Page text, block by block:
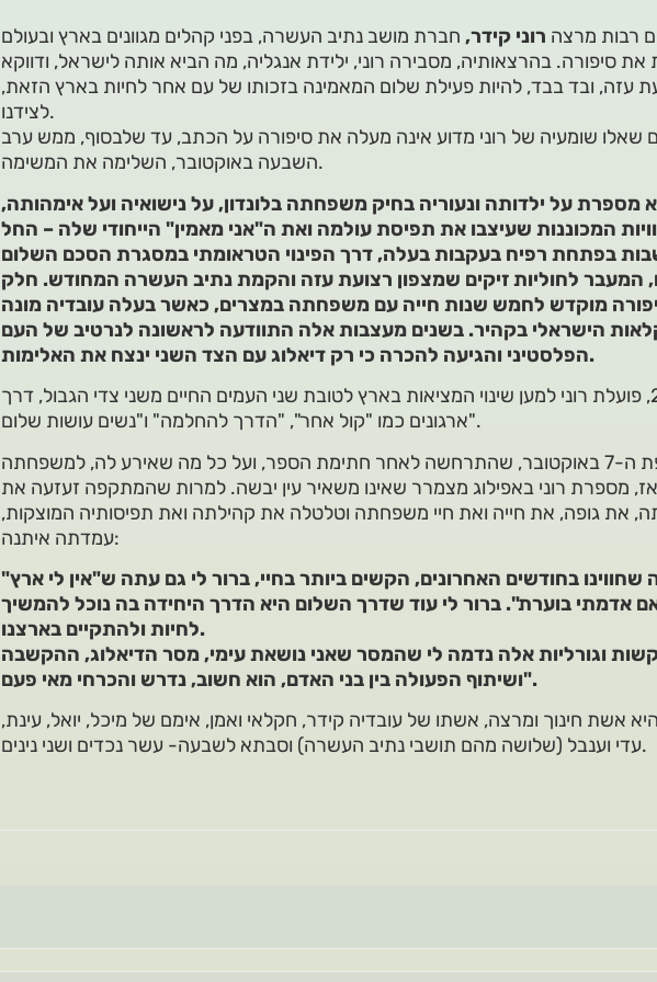
רבות מרצה רוני קידר,חברת מושב נתיב העשרה, בפני קהלים מגוונים בארץ ובעולם
את סיפורה. בהרצאותיה, מסבירה רוני, ילידת אנגליה, מה הביא אותה לישראל, ודווקא
עזה, ובד בבד, להיות פעילת שלום המאמינה בזכותו של עם אחר לחיות בארץ הזאת,
לצידנו.
שאלו שומעיה של רוני מדוע אינה מעלה את סיפורה על הכתב, עד שלבסוף, ממש ערב
השבעה באוקטובר, השלימה את המשימה.
מספרת על ילדותה ונעוריה בחיק משפחתה בלונדון, על נישואיה ועל אימהותה,
המכוננות שעיצבו את תפיסת עולמה ואת ה"אני מאמין" הייחודי שלה – החל
בפתחת רפיח בעקבות בעלה, דרך הפינוי הטראומתי במסגרת הסכם השלום
המעבר לחוליות זיקים שמצפון רצועת עזה והקמת נתיב העשרה המחודש. חלק
מוקדש לחמש שנות חייה עם משפחתה במצרים, כאשר בעלה עובדיה מונה
הישראלי בקהיר. בשנים מעצבות אלה התוודעה לראשונה לנרטיב של העם
הפלסטיני והגיעה להכרה כי רק דיאלוג עם הצד השני ינצח את האלימות.
משנת 2008, פועלת רוני למען שינוי המציאות בארץ לטובת שני העמים החיים משני צדי הגבול, דרך
ארגונים כמו "קול אחר", "הדרך להחלמה" ו"נשים עושות שלום".
על מתקפת ה-7 באוקטובר, שהתרחשה לאחר חתימת הספר, ועל כל מה שאירע לה, למשפחתה
מספרת רוני באפילוג מצמרר שאינו משאיר עין יבשה. למרות שהמתקפה זעזעה את
את גופה, את חייה ואת חיי משפחתה וטלטלה את קהילתה ואת תפיסותיה המוצקות,
עמדתה איתנה:
"על אף כל מה שחווינו בחודשים האחרונים, הקשים ביותר בחיי, ברור לי גם עתה ש"אין לי ארץ
אדמתי בוערת". ברור לי עוד שדרך השלום היא הדרך היחידה בה נוכל להמשיך
לחיות ולהתקיים בארצנו.
וגורליות אלה נדמה לי שהמסר שאני נושאת עימי, מסר הדיאלוג, ההקשבה
ושיתוף הפעולה בין בני האדם, הוא חשוב, נדרש והכרחי מאי פעם".
אשת חינוך ומרצה, אשתו של עובדיה קידר, חקלאי ואמן, אימם של מיכל, יואל, עינת,
עדי וענבל (שלושה מהם תושבי נתיב העשרה) וסבתא לשבעה- עשר נכדים ושני נינים.